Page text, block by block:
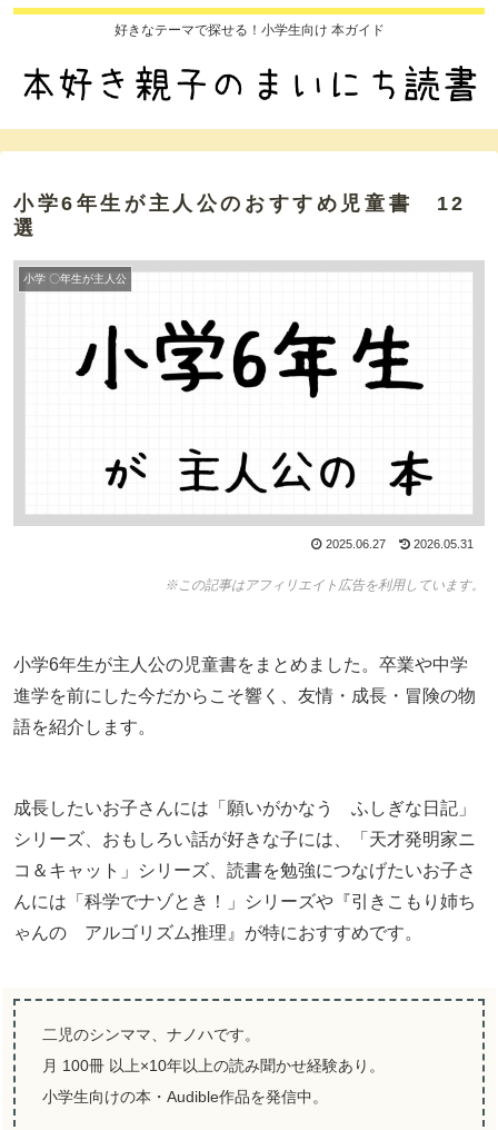
好きなテーマで探せる！小学生向け 本ガイド
小学6年生が主人公のおすすめ児童書 12
選
小学 〇年生が主人公
2025.06.27 2026.05.31
※この記事はアフィリエイト広告を利用しています。
小学6年生が主人公の児童書をまとめました。卒業や中学
進学を前にした今だからこそ響く、友情・成長・冒険の物
語を紹介します。
成長したいお子さんには「願いがかなう ふしぎな日記」
シリーズ、おもしろい話が好きな子には、「天才発明家ニ
コ＆キャット」シリーズ、読書を勉強につなげたいお子さ
んには「科学でナゾとき！」シリーズや『引きこもり姉ち
ゃんの アルゴリズム推理』が特におすすめです。
二児のシンママ、ナノハです。
月 100冊 以上×10年以上の読み聞かせ経験あり。
小学生向けの本・Audible作品を発信中。